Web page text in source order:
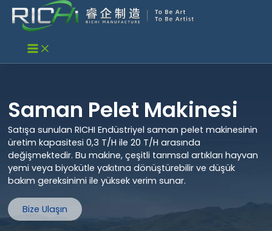
İçeriğe
atla
Saman Pelet Makinesi
Satışa sunulan RICHI Endüstriyel saman pelet makinesinin
üretim kapasitesi 0,3 T/H ile 20 T/H arasında
değişmektedir. Bu makine, çeşitli tarımsal artıkları hayvan
yemi veya biyokütle yakıtına dönüştürebilir ve düşük
bakım gereksinimi ile yüksek verim sunar.
Bize Ulaşın